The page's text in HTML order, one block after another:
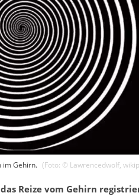
im Gehirn. (Foto: © Lawrencedwolf,
Reize vom Gehirn